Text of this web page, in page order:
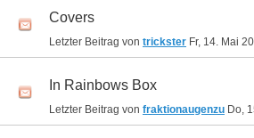
Covers
Letzter Beitrag von trickster Fr, 14. Mai
In Rainbows Box
Letzter Beitrag von fraktionaugenzu Do,